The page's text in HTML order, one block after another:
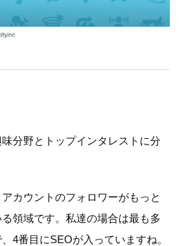
分野とトップインタレストに分
カウントのフォロワーがもっと
領域です。私達の場合は最も多
4番目にSEOが入っていますね。